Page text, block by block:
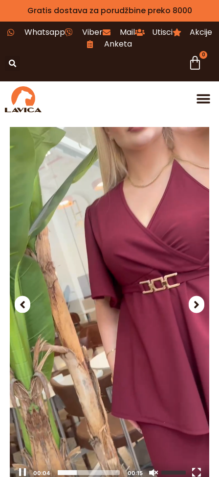
Gratis dostava za porudžbine preko 8000
Whatsapp
Viber Mail Utisci
Akcije
Anketa
0
00:05 00:15